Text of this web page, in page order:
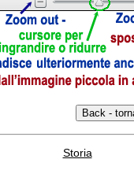
Storia